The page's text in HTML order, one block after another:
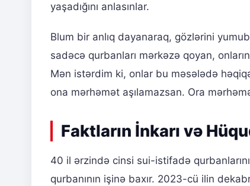
yaşadığını anlasınlar.
Blum bir anlıq dayanaraq, gözlərini
sadəcə qurbanları mərkəzə qoyan,
Mən istərdim ki, onlar bu məsələdə
ona mərhəmət aşılamazsan. Ora
Faktların İnkarı və
40 il ərzində cinsi sui-istifadə
qurbanının işinə baxır. 2023-cü ilin